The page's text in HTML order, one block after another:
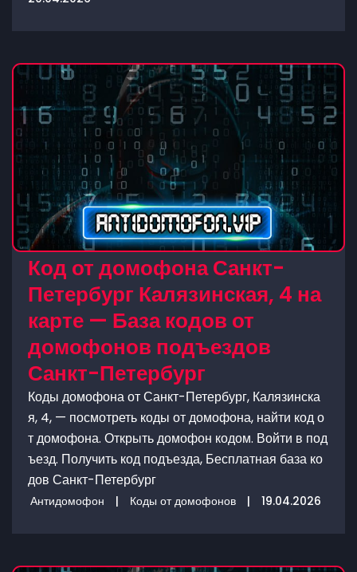
Код от домофона Санкт-
Петербург Калязинская, 4 на
карте — База кодов от
домофонов подъездов
Санкт-Петербург
Коды домофона от Санкт-Петербург, Калязинска
я, 4, — посмотреть коды от домофона, найти код о
т домофона. Открыть домофон кодом. Войти в под
ъезд. Получить код подъезда, Бесплатная база ко
дов Санкт-Петербург
Антидомофон | Коды от домофонов | 19.04.2026